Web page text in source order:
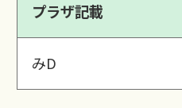
プラザ記載
みD